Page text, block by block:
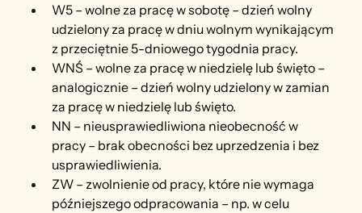
W5 – wolne za pracę w sobotę – dzień wolny
udzielony za pracę w dniu wolnym wynikającym
z przeciętnie 5-dniowego tygodnia pracy.
WNŚ – wolne za pracę w niedzielę lub święto –
analogicznie – dzień wolny udzielony w zamian
za pracę w niedzielę lub święto.
NN – nieusprawiedliwiona nieobecność w
pracy – brak obecności bez uprzedzenia i bez
usprawiedliwienia.
ZW – zwolnienie od pracy, które nie wymaga
późniejszego odpracowania – np. w celu